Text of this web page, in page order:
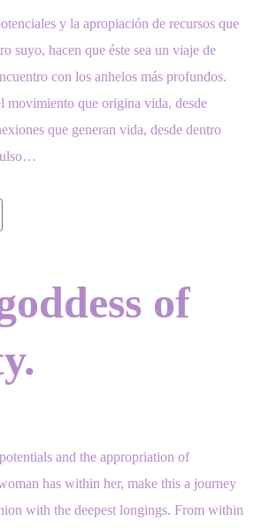
y la apropiación de recursos que
suyo, hacen que éste sea un viaje de
con los anhelos más profundos.
movimiento que origina vida, desde
que generan vida, desde dentro
of
and the appropriation of
has within her, make this a journey
with the deepest longings. From within